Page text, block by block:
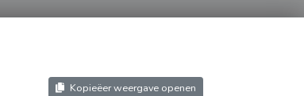
Kopieëer weergave openen